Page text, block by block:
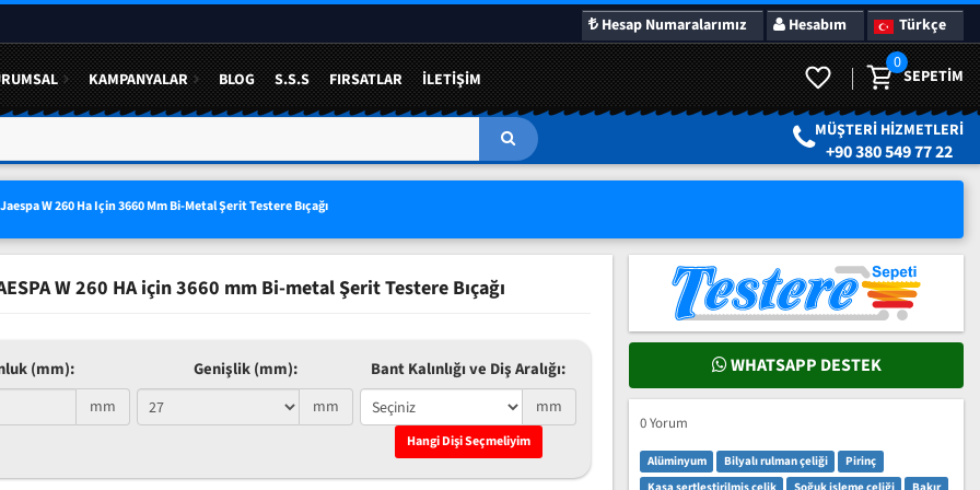
Hesap Numaralarımız Hesabım Türkçe
KAMPANYALAR BLOG S.S.S FIRSATLAR İLETIŞIM
0
SEPETIM
MÜŞTERI HIZMETLERI
+90 380 549 77 22
Jaespa W 260 Ha Için 3660 Mm Bi-Metal Şerit Testere Bıçağı
W 260 HA için 3660 mm Bi-metal Şerit Testere Bıçağı
(mm):
mm
Genişlik (mm):
mm
Bant Kalınlığı ve Diş Aralığı:
mm
Hangi Dişi Seçmeliyim
WHATSAPP DESTEK
0 Yorum
Alüminyum Bilyalı rulman çeliği
Pirinç
YÜZDE 50 YE VARAN 3 LÜ SETLERDE AVANTAJLI FIYATLAR SÜRPRIZ KAMPANYALAR